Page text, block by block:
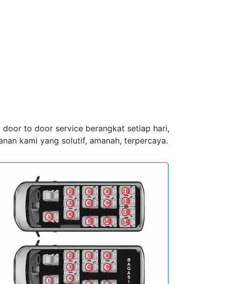
to door service berangkat setiap hari,
kami yang solutif, amanah, terpercaya.